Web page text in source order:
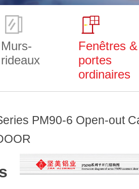
Murs-
rideaux
Fenêtres &
portes
ordinaires
PM90-6 Open-out